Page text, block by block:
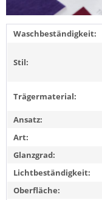
Waschbeständigkeit:
Stil:
Trägermaterial:
Ansatz:
Art:
Glanzgrad:
Lichtbeständigkeit:
Oberfläche: